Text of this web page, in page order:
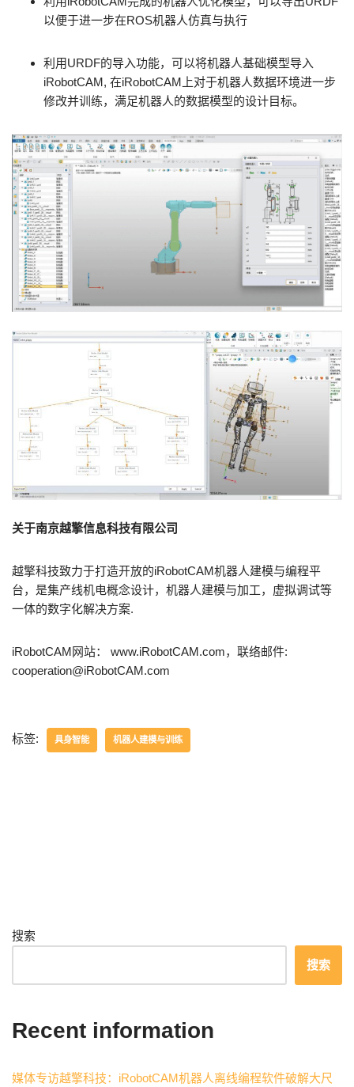
以便于进一步在ROS机器人仿真与执行
利用URDF的导入功能，可以将机器人基础模型导入
iRobotCAM, 在iRobotCAM上对于机器人数据环境进一步
修改并训练，满足机器人的数据模型的设计目标。
关于南京越擎信息科技有限公司
越擎科技致力于打造开放的iRobotCAM机器人建模与编程平
台，是集产线机电概念设计，机器人建模与加工，虚拟调试等
一体的数字化解决方案.
iRobotCAM网站： www.iRobotCAM.com，联络邮件:
cooperation@iRobotCAM.com
标签: 具身智能 机器人建模与训练
搜索
搜索
Recent information
媒体专访越擎科技：iRobotCAM机器人离线编程软件破解大尺